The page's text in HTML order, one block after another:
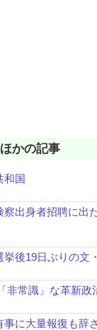
かの記事
和国
察出身者招聘に
挙後19日ぶりの文
非常識」な革新政
に大量報復も辞